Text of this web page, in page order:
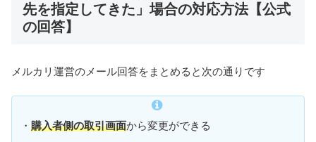
先を指定してきた」場合の対応方法【公式
の回答】
メルカリ運営のメール回答をまとめると次の通りです
・ 購入者側の取引画面から変更ができる